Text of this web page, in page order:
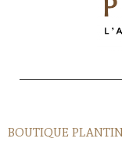
BOUTIQUE PLANTIN